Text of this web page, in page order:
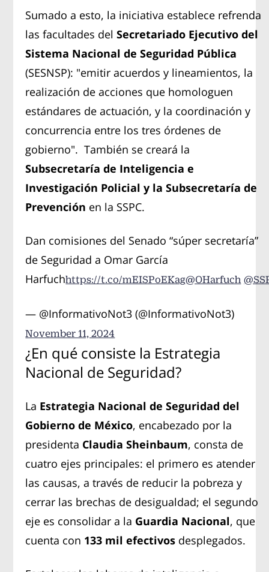
Sumado a esto, la iniciativa establece refrenda
las facultades delSecretariado Ejecutivo del
Sistema Nacional de Seguridad Pública
(SESNSP): "emitir acuerdos y lineamientos, la
realización de acciones que homologuen
estándares de actuación, y la coordinación y
concurrencia entre los tres órdenes de
gobierno". También se creará la
Subsecretaría de Inteligencia e
Investigación Policial y la Subsecretaría de
Prevención en la SSPC.
Dan comisiones del Senado “súper secretaría”
de Seguridad a Omar García
Harfuchhttps://t.co/mEISPoEKag@OHarfuch
— @InformativoNot3 (@InformativoNot3)
November 11, 2024
¿En qué consiste la Estrategia
Nacional de Seguridad?
La Estrategia Nacional de Seguridad del
Gobierno de México, encabezado por la
presidenta Claudia Sheinbaum, consta de
cuatro ejes principales: el primero es atender
las causas, a través de reducir la pobreza y
cerrar las brechas de desigualdad; el segundo
eje es consolidar a la Guardia Nacional, que
cuenta con 133 mil efectivos desplegados.